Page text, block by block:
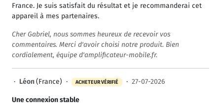
France. Je suis satisfait du résultat et je recommanderai cet
appareil à mes partenaires.
Cher Gabriel, nous sommes heureux de recevoir vos
commentaires. Merci d'avoir choisi notre produit. Bien
cordialement, équipe d'amplificateur-mobile.fr.
· Léon(France) · ACHETEUR VÉRIFIÉ · 27-07-2026
Une connexion stable